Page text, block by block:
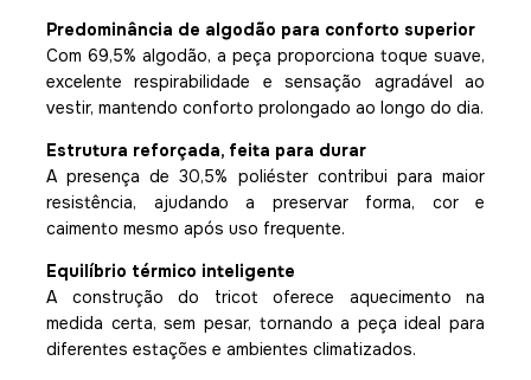
Predominância de algodão para conforto superior
Com 69,5% algodão, a peça proporciona toque suave,
excelente respirabilidade e sensação agradável ao
vestir, mantendo conforto prolongado ao longo do dia.
Estrutura reforçada, feita para durar
A presença de 30,5% poliéster contribui para maior
resistência, ajudando a preservar forma, cor e
caimento mesmo após uso frequente.
Equilíbrio térmico inteligente
A construção do tricot oferece aquecimento na
medida certa, sem pesar, tornando a peça ideal para
diferentes estações e ambientes climatizados.